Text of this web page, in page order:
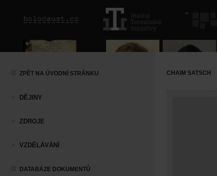
ZPĚT NA ÚVODNÍ STRÁNKU
DĚJINY
ZDROJE
VZDĚLÁVÁNÍ
DATABÁZE DOKUMENTŮ
CHAIM SATSCH